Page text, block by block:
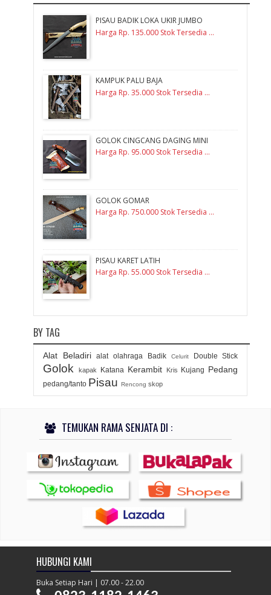
PISAU BADIK LOKA UKIR JUMBO
Harga Rp. 135.000 Stok Tersedia ...
KAMPUK PALU BAJA
Harga Rp. 35.000 Stok Tersedia ...
GOLOK CINGCANG DAGING MINI
Harga Rp. 95.000 Stok Tersedia ...
GOLOK GOMAR
Harga Rp. 750.000 Stok Tersedia ...
PISAU KARET LATIH
Harga Rp. 55.000 Stok Tersedia ...
BY TAG
Alat Beladiri alat olahraga Badik Celurit Double Stick
Golok kapak Katana Kerambit Kris Kujang Pedang
pedang/tanto Pisau Rencong skop
TEMUKAN RAMA SENJATA DI :
HUBUNGI KAMI
Buka Setiap Hari | 07.00 - 22.00